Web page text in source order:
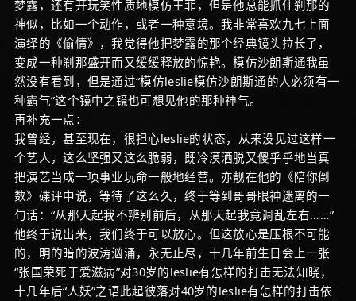
梦露，还有开玩笑性质地模仿王菲，但是他总能抓住刹那的
神似，比如一个动作，或者一种意境。我非常喜欢九七上面
演绎的《偷情》，我觉得他把梦露的那个经典镜头拉长了，
变成一种刹那盛开而又缓缓释放的惊艳。模仿沙朗斯通我虽
然没有看到，但是通过“模仿leslie模仿沙朗斯通的人必须有一
种霸气”这个镜中之镜也可想见他的那种神气。
再补充一点：
我曾经，甚至现在，很担心leslie的状态，从来没见过这样一
个艺人，这么坚强又这么脆弱，既冷漠洒脱又傻乎乎地当真
把演艺当成一项事业玩命一般地经营。亦靓在他的《陪你倒
数》碟评中说，等待了这么久，终于等到哥哥眼神迷离的一
句话：“从那天起我不辨别前后，从那天起我竟调乱左右……”
他终于说出来，我们终于可以放心。但这放心是压根不可能
的，明的暗的波涛汹涌，永无止尽，十几年前生日会上一张
“张国荣死于爱滋病”对30岁的leslie有怎样的打击无法知晓，
十几年后“人妖”之语此起彼落对40岁的leslie有怎样的打击依